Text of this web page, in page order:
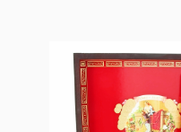
Posted
in